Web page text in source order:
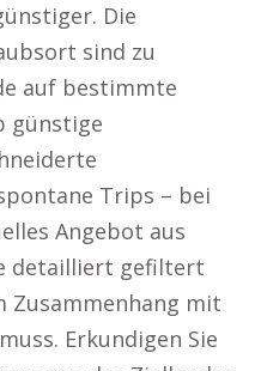
Die
sind zu
auf bestimmte
günstige
Trips – bei
Angebot aus
detailliert gefiltert
Zusammenhang mit
Erkundigen Sie